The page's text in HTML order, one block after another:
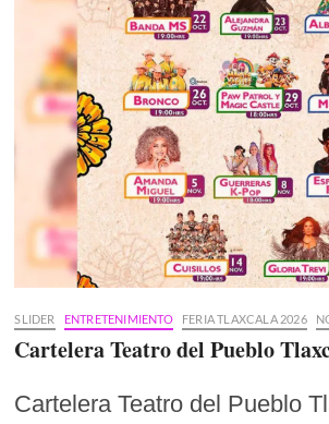
SLIDER ENTRETENIMIENTO FERIA TLAXCALA 2026
Cartelera Teatro del Pueblo
Cartelera Teatro del Pueblo